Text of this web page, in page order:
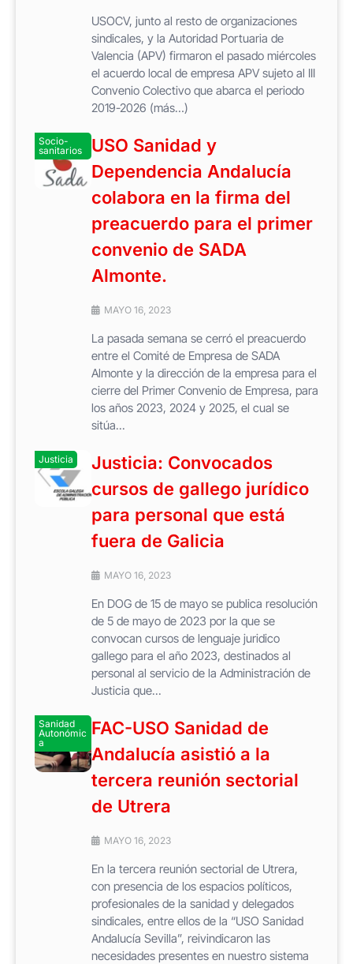
USOCV, junto al resto de organizaciones
sindicales, y la Autoridad Portuaria de
Valencia (APV) firmaron el pasado miércoles
el acuerdo local de empresa APV sujeto al III
Convenio Colectivo que abarca el periodo
2019-2026 (más…)
Socio-
sanitarios
USO Sanidad y
Dependencia Andalucía
colabora en la firma del
preacuerdo para el primer
convenio de SADA
Almonte.
MAYO 16, 2023
La pasada semana se cerró el preacuerdo
entre el Comité de Empresa de SADA
Almonte y la dirección de la empresa para el
cierre del Primer Convenio de Empresa, para
los años 2023, 2024 y 2025, el cual se
sitúa...
Justicia
Justicia: Convocados
cursos de gallego jurídico
para personal que está
fuera de Galicia
MAYO 16, 2023
En DOG de 15 de mayo se publica resolución
de 5 de mayo de 2023 por la que se
convocan cursos de lenguaje juridico
gallego para el año 2023, destinados al
personal al servicio de la Administración de
Justicia que...
Sanidad
Autonómic
a
FAC-USO Sanidad de
Andalucía asistió a la
tercera reunión sectorial
de Utrera
MAYO 16, 2023
En la tercera reunión sectorial de Utrera,
con presencia de los espacios políticos,
profesionales de la sanidad y delegados
sindicales, entre ellos de la “USO Sanidad
Andalucía Sevilla”, reivindicaron las
necesidades presentes en nuestro sistema